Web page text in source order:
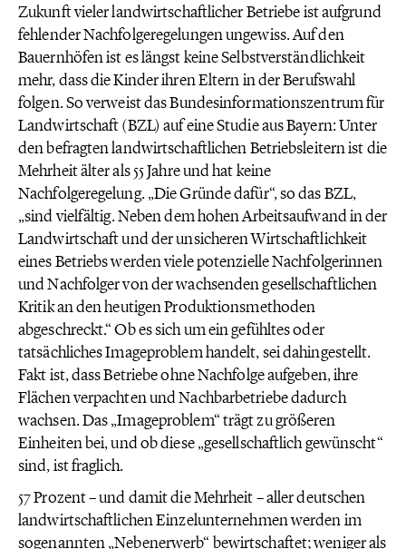
Zukunft vieler landwirtschaftlicher Betriebe ist aufgrund
fehlender Nachfolgeregelungen ungewiss. Auf den
Bauernhöfen ist es längst keine Selbstverständlichkeit
mehr, dass die Kinder ihren Eltern in der Berufswahl
folgen. So verweist das Bundesinformationszentrum für
Landwirtschaft (BZL) auf eine Studie aus Bayern: Unter
den befragten landwirtschaftlichen Betriebsleitern ist die
Mehrheit älter als 55 Jahre und hat keine
Nachfolgeregelung. „Die Gründe dafür“, so das BZL,
„sind vielfältig. Neben dem hohen Arbeitsaufwand in der
Landwirtschaft und der unsicheren Wirtschaftlichkeit
eines Betriebs werden viele potenzielle Nachfolgerinnen
und Nachfolger von der wachsenden gesellschaftlichen
Kritik an den heutigen Produktionsmethoden
abgeschreckt.“ Ob es sich um ein gefühltes oder
tatsächliches Imageproblem handelt, sei dahingestellt.
Fakt ist, dass Betriebe ohne Nachfolge aufgeben, ihre
Flächen verpachten und Nachbarbetriebe dadurch
wachsen. Das „Imageproblem“ trägt zu größeren
Einheiten bei, und ob diese „gesellschaftlich gewünscht“
sind, ist fraglich.
57 Prozent – und damit die Mehrheit – aller deutschen
landwirtschaftlichen Einzelunternehmen werden im
sogenannten „Nebenerwerb“ bewirtschaftet; weniger als